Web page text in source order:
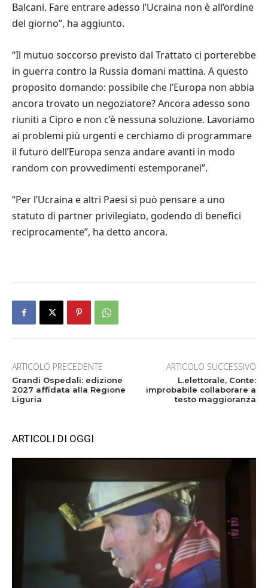
Balcani. Fare entrare adesso l’Ucraina non è all’ordine
del giorno”, ha aggiunto.
“Il mutuo soccorso previsto dal Trattato ci porterebbe
in guerra contro la Russia domani mattina. A questo
proposito domando: possibile che l’Europa non abbia
ancora trovato un negoziatore? Ancora adesso sono
riuniti a Cipro e non c’è nessuna soluzione. Lavoriamo
ai problemi più urgenti e cerchiamo di programmare
il futuro dell’Europa senza andare avanti in modo
random con provvedimenti estemporanei”.
“Per l’Ucraina e altri Paesi si può pensare a uno
statuto di partner privilegiato, godendo di benefici
reciprocamente”, ha detto ancora.
ARTICOLO PRECEDENTE
Grandi Ospedali: edizione
2027 affidata alla Regione
Liguria
ARTICOLO SUCCESSIVO
L.elettorale, Conte:
improbabile collaborare a
testo maggioranza
ARTICOLI DI OGGI